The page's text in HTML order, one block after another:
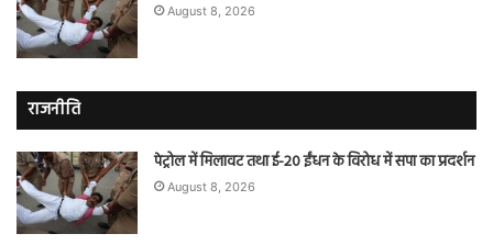
August 8, 2026
राजनीति
पेट्रोल में मिलावट तथा ई-20 ईंधन के विरोध में सपा का प्रदर्शन
August 8, 2026